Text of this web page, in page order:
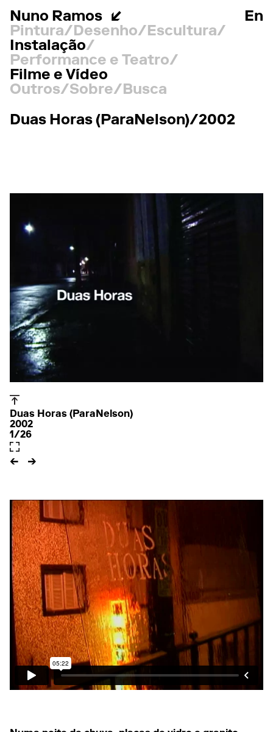
Nuno Ramos
En
Pintura
Desenho
Escultura
Instalação
Performance e Teatro
Filme e Vídeo
Outros
Sobre Busca
Duas Horas (ParaNelson)/2002
Duas Horas (ParaNelson)
2002
1/26